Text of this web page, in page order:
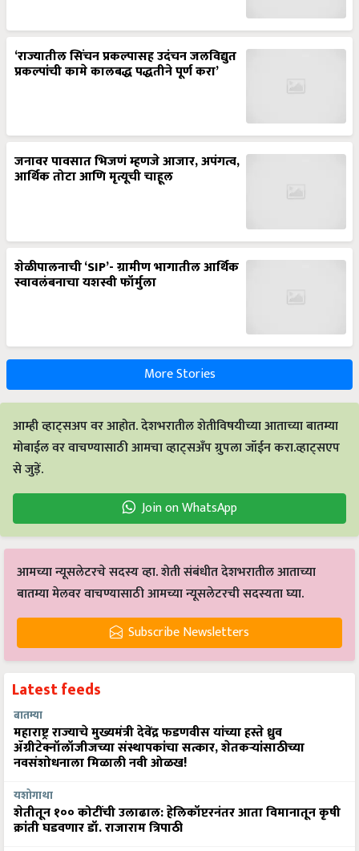
‘राज्यातील सिंचन प्रकल्पासह उदंचन जलविद्युत
प्रकल्पांची कामे कालबद्ध पद्धतीने पूर्ण करा’
जनावर पावसात भिजणं म्हणजे आजार, अपंगत्व,
आर्थिक तोटा आणि मृत्यूची चाहूल
शेळीपालनाची ‘SIP’- ग्रामीण भागातील आर्थिक
स्वावलंबनाचा यशस्वी फॉर्मुला
More Stories
आम्ही व्हाट्सअप वर आहोत. देशभरातील शेतीविषयीच्या आताच्या बातम्या
मोबाईल वर वाचण्यासाठी आमचा व्हाट्सअँप ग्रुपला जॉईन करा.व्हाट्सएप
से जुड़ें.
Join on WhatsApp
आमच्या न्यूसलेटरचे सदस्य व्हा. शेती संबंधीत देशभरातील आताच्या
बातम्या मेलवर वाचण्यासाठी आमच्या न्यूसलेटरची सदस्यता घ्या.
Subscribe Newsletters
Latest feeds
बातम्या
महाराष्ट्र राज्याचे मुख्यमंत्री देवेंद्र फडणवीस यांच्या हस्ते ध्रुव
ॲग्रीटेक्नॉलॉजीजच्या संस्थापकांचा सत्कार, शेतकऱ्यांसाठीच्या
नवसंशोधनाला मिळाली नवी ओळख!
यशोगाथा
शेतीतून १०० कोटींची उलाढाल: हेलिकॉप्टरनंतर आता विमानातून कृषी
क्रांती घडवणार डॉ. राजाराम त्रिपाठी